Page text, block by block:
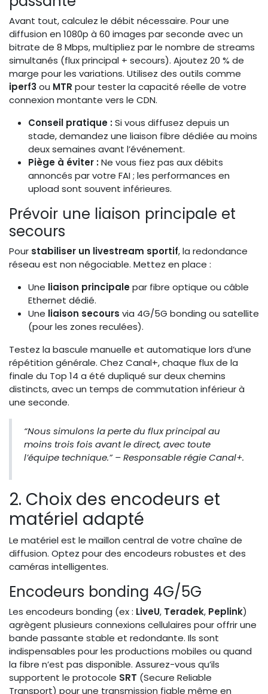
Avant tout, calculez le débit nécessaire. Pour une
diffusion en 1080p à 60 images par seconde avec un
bitrate de 8 Mbps, multipliez par le nombre de streams
simultanés (flux principal + secours). Ajoutez 20 % de
marge pour les variations. Utilisez des outils comme
iperf3 ou MTR pour tester la capacité réelle de votre
connexion montante vers le CDN.
Conseil pratique :Si vous diffusez depuis un
stade, demandez une liaison fibre dédiée au moins
deux semaines avant l’événement.
Piège à éviter :Ne vous fiez pas aux débits
annoncés par votre FAI ; les performances en
upload sont souvent inférieures.
Prévoir une liaison principale et
secours
Pour stabiliser un livestream sportif, la redondance
réseau est non négociable. Mettez en place :
Une liaison principalepar fibre optique ou câble
Ethernet dédié.
Une liaison secours via 4G/5G bonding ou satellite
(pour les zones reculées).
Testez la bascule manuelle et automatique lors d’une
répétition générale. Chez Canal+, chaque flux de la
finale du Top 14 a été dupliqué sur deux chemins
distincts, avec un temps de commutation inférieur à
une seconde.
“Nous simulons la perte du flux principal au
moins trois fois avant le direct, avec toute
l’équipe technique.” – Responsable régie Canal+.
2. Choix des encodeurs et
matériel adapté
Le matériel est le maillon central de votre chaîne de
diffusion. Optez pour des encodeurs robustes et des
caméras intelligentes.
Encodeurs bonding 4G/5G
Les encodeurs bonding (ex : LiveU, Teradek, Peplink)
agrègent plusieurs connexions cellulaires pour offrir une
bande passante stable et redondante. Ils sont
indispensables pour les productions mobiles ou quand
la fibre n’est pas disponible. Assurez-vous qu’ils
supportent le protocole SRT (Secure Reliable
Transport) pour une transmission fiable même en